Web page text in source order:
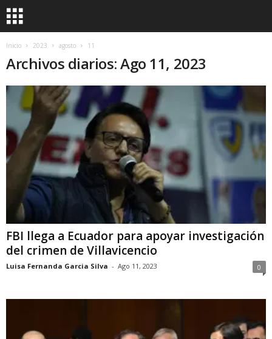
Inicio 2023 agosto 11
Archivos diarios: Ago 11, 2023
FBI llega a Ecuador para apoyar investigación
del crimen de Villavicencio
Luisa Fernanda Garcia Silva - Ago 11, 2023 0